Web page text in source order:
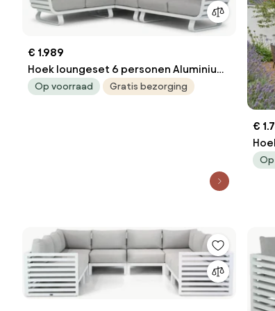
€ 1.989
Hoek loungeset 6 personen Aluminium
Wit Santika Furniture Santika Sovita
Op voorraad Gratis bezorging
€